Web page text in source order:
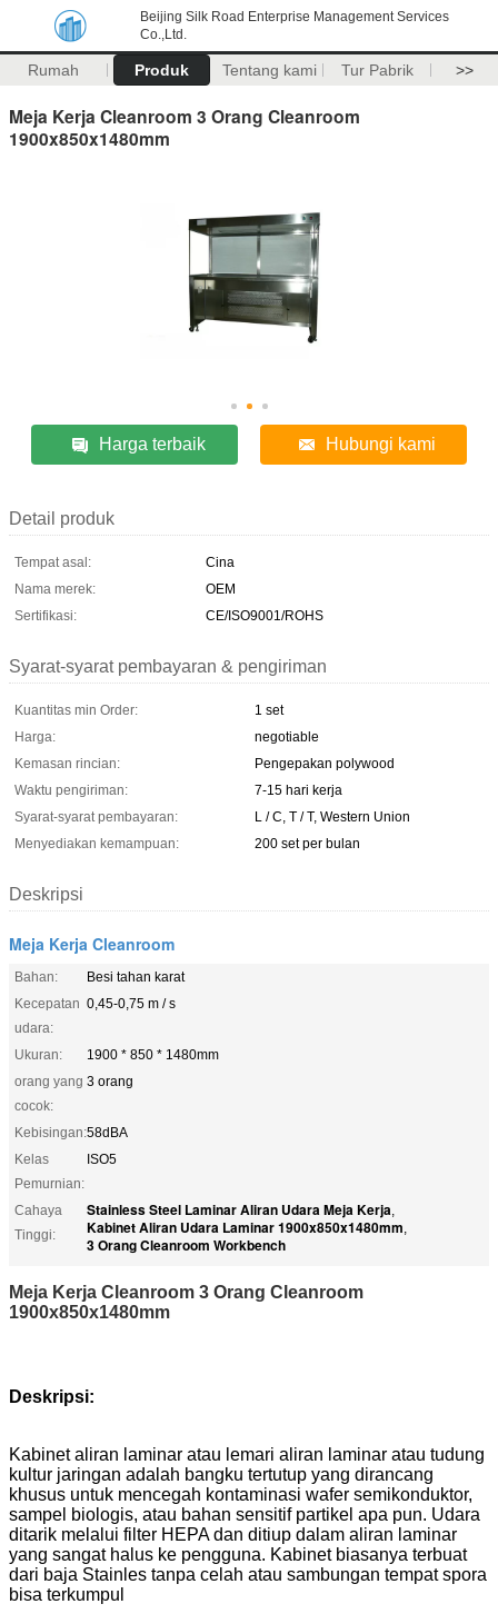
Beijing Silk Road Enterprise Management Services
Co.,Ltd.
Rumah Produk Tentang kami Tur Pabrik >>
Meja Kerja Cleanroom 3 Orang Cleanroom
1900x850x1480mm
Harga terbaik Hubungi kami
Detail produk
Tempat asal:
Cina
Nama merek:
OEM
Sertifikasi:
CE/ISO9001/ROHS
Syarat-syarat pembayaran & pengiriman
Kuantitas min Order:
1 set
Harga:
negotiable
Kemasan rincian:
Pengepakan polywood
Waktu pengiriman:
7-15 hari kerja
Syarat-syarat pembayaran:
L / C, T / T, Western Union
Menyediakan kemampuan:
200 set per bulan
Deskripsi
Meja Kerja Cleanroom
Bahan:
Besi tahan karat
Kecepatan
udara:
0,45-0,75 m / s
Ukuran:
1900 * 850 * 1480mm
orang yang
cocok:
3 orang
Kebisingan:58dBA
Kelas
Pemurnian:
ISO5
Cahaya
Tinggi:
Stainless Steel Laminar Aliran Udara Meja Kerja,
Kabinet Aliran Udara Laminar 1900x850x1480mm,
3 Orang Cleanroom Workbench
Meja Kerja Cleanroom 3 Orang Cleanroom
1900x850x1480mm
Deskripsi:
Kabinet aliran laminar atau lemari aliran laminar atau tudung
kultur jaringan adalah bangku tertutup yang dirancang
khusus untuk mencegah kontaminasi wafer semikonduktor,
sampel biologis, atau bahan sensitif partikel apa pun. Udara
ditarik melalui filter HEPA dan ditiup dalam aliran laminar
yang sangat halus ke pengguna. Kabinet biasanya terbuat
dari baja Stainles tanpa celah atau sambungan tempat spora
bisa terkumpul